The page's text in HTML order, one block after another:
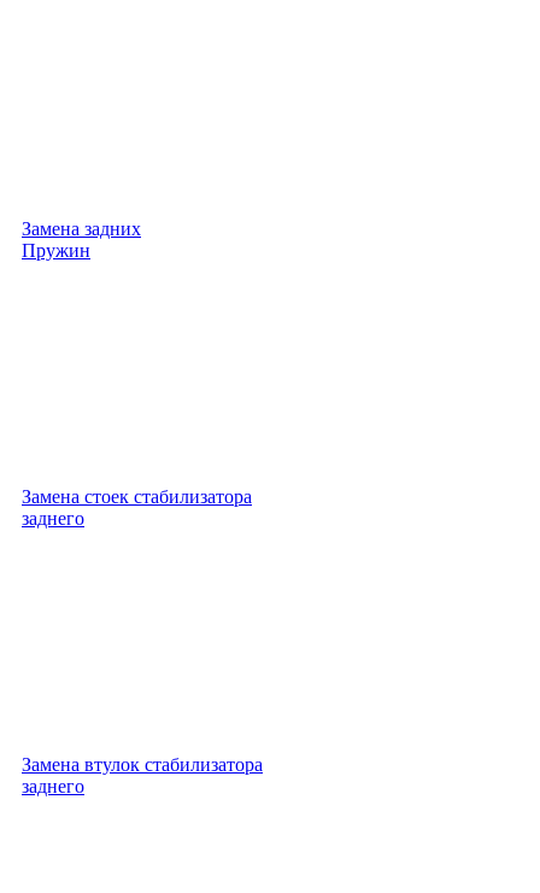
Замена задних
Пружин
Замена стоек стабилизатора
заднего
Замена втулок стабилизатора
заднего